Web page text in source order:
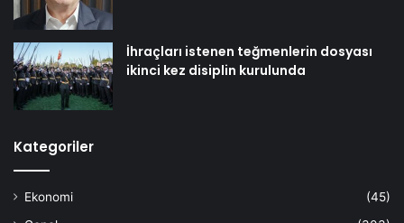
İhraçları istenen teğmenlerin dosyası
ikinci kez disiplin kurulunda
Kategoriler
Ekonomi
(45)